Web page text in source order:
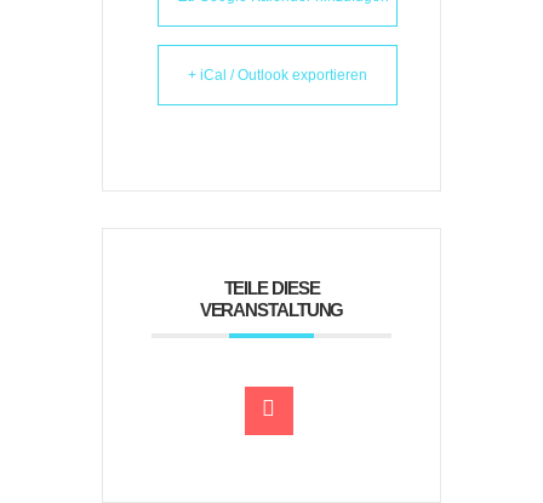
+ iCal / Outlook exportieren
TEILE DIESE
VERANSTALTUNG